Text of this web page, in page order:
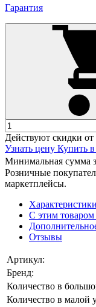
Гарантия
Действуют скидки от
Узнать цену Купить
Минимальная сумма
Розничные
маркетплейсы.
Характеристики
С этим
Отзывы
Артикул:
Бренд:
Количество в
Количество в малой